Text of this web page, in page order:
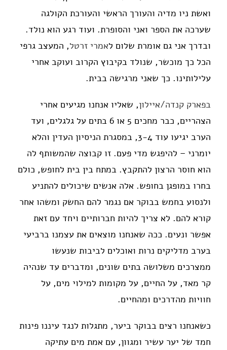
ואשת ניו מדיה והעורך הראשי והעורכת הקולגה
שערכה את הספר ואני והסופרת. ועוד רגע הוא נולד.
ובדרך אני גם אומרת שלום לאמרי זרטל, המעצב גרפי
הכל כך מוכשר, שנולד בקיבוץ הקרוב ועוקב אחרי
עלילותינו. כך שאני מרגישה בבית.
בפארק קנדה/איילון, שאליו אנחנו מגיעים אחרי
הצהריים, כבר מחכים 5 או 6 בתים על גלגלים, ועד
הערב יגיעו עוד 3-4, במסגרת הניסיון העדין והלא
יומרני – להיפגש מדי פעם. זו קבוצה שהמשותף לה
הוא חוסר הרצון להתקבץ. במתח בין בית לחופש, כולם
בחרו במופגן בחופש. אלה אנשים שיכולים להתניע
ולנסוע בחמש בבוקר אם נגמר להם החשק ומשהו אחר
קורא להם. לא צריך להיות חברותיים ויחד עם זאת
אפשר ונעים. ככה שאנחנו מוצאים את עצמנו ברביעי
בערב מדליקים נרות ואוכלים לביבות שנעשו
ממצרכים משלושה בתים שונים, ומדברים עד שנהיה
קר מאד, על החיים, על מקומות למילוי מים, על
חוויות מהדרכים ומהחיים.
כשאנחנו רצים בבוקר ביער, מתגלות לנגד עיננו פינות
חמד של יער עשיר ומגוון, עם אמת מים עתיקה